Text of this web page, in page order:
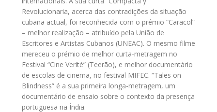
Revolucionaria, acerca das contradições da situação
cubana actual, foi reconhecida com o prémio “Caracol”
– melhor realização – atribuído pela União de
Escritores e Artistas Cubanos (UNEAC). O mesmo filme
mereceu o prémio de melhor curta-metragem no
Festival “Cine Verité” (Teerão), e melhor documentário
de escolas de cinema, no festival MIFEC. “Tales on
Blindness” é a sua primeira longa-metragem, um
documentário de ensaio sobre o contexto da presença
portuguesa na Índia.